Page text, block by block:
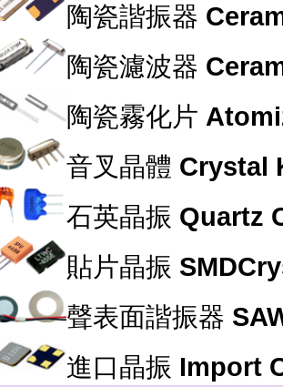
陶瓷諧振器
陶瓷濾波器
陶瓷霧化片
音叉晶體 Crystal
石英晶振 Quartz
貼片晶振
聲表面諧振器
進口晶振 Import